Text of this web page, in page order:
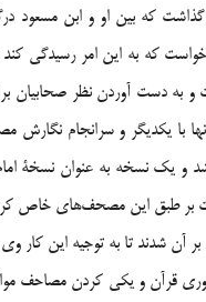
گذاشت كه بين او و ابن
كه به اين امر رسيدگي
آن شدند تا به توجيه اين كار